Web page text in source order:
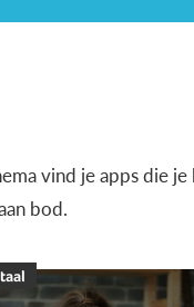
vind je apps die
bod.